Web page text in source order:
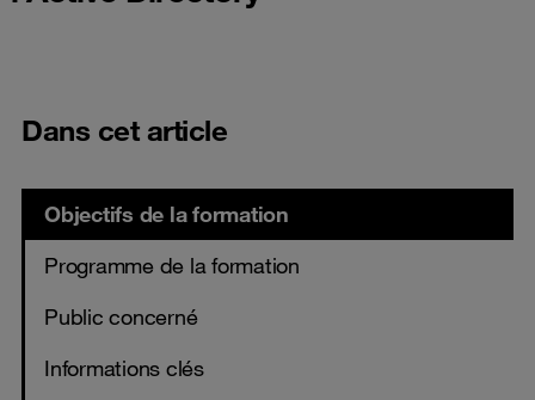
Dans cet article
Objectifs de la formation
Programme de la formation
Public concerné
Informations clés